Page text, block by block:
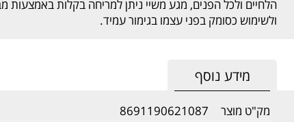
הלחיים ולכל הפנים, מגע משיי ניתן למריחה בקלות
ולשימוש כסומק בפני עצמו בגימור עמיד.
מידע נוסף
מק"ט מוצר
8691190621087